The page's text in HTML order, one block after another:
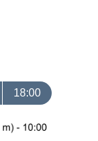
18:00